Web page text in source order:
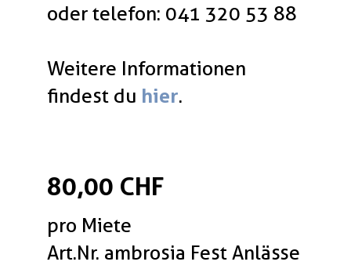
oder telefon: 041 320 53 88
Weitere Informationen
findest du hier.
80,00 CHF
pro Miete
Art.Nr. ambrosia Fest Anlässe